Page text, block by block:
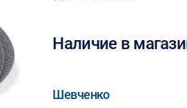
Наличие в
Шевченко